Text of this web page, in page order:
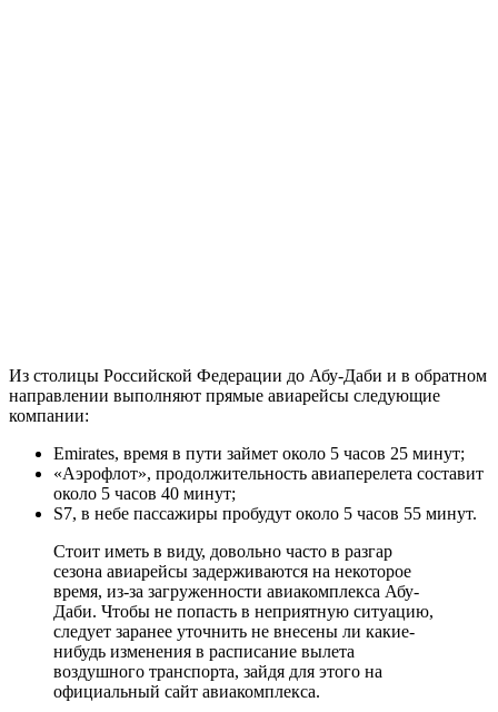
Из столицы Российской Федерации до Абу-Даби и в обратном
направлении выполняют прямые авиарейсы следующие
компании:
Emirates, время в пути займет около 5 часов 25 минут;
«Аэрофлот», продолжительность авиаперелета составит
около 5 часов 40 минут;
S7, в небе пассажиры пробудут около 5 часов 55 минут.
Стоит иметь в виду, довольно часто в разгар
сезона авиарейсы задерживаются на некоторое
время, из-за загруженности авиакомплекса Абу-
Даби. Чтобы не попасть в неприятную ситуацию,
следует заранее уточнить не внесены ли какие-
нибудь изменения в расписание вылета
воздушного транспорта, зайдя для этого на
официальный сайт авиакомплекса.